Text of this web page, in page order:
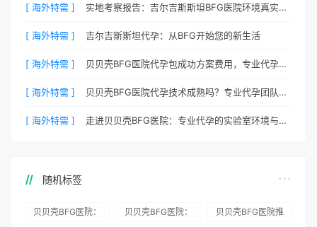
[ 海外特需 ] 实地考察报告：吉尔吉斯斯坦BFG医院环境真实记录
[ 海外特需 ] 吉尔吉斯斯坦代孕：从BFG开始您的新生活
[ 海外特需 ] 贝贝壳BFG医院代孕包成功方案费用，专业代孕首选
[ 海外特需 ] 贝贝壳BFG医院代孕技术成熟吗？专业代孕团队保驾护航
[ 海外特需 ] 走进贝贝壳BFG医院：专业代孕的实验室环境与操作流程
随机标签
贝贝壳BFG医院：
贝贝壳BFG医院：
贝贝壳BFG医院推